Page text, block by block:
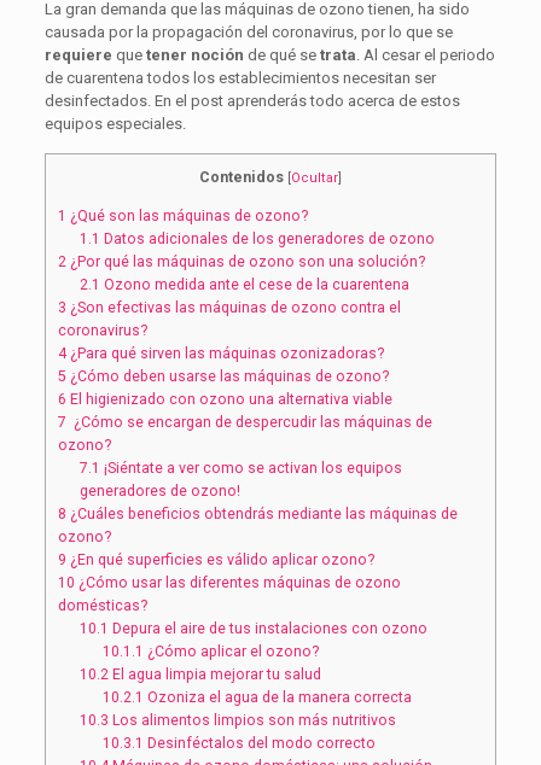
La gran demanda que las máquinas de ozono tienen, ha sido
causada por la propagación del coronavirus, por lo que se
requiere quetener noción de qué setrata. Al cesar el periodo
de cuarentena todos los establecimientos necesitan ser
desinfectados. En el post aprenderás todo acerca de estos
equipos especiales.
Contenidos Ocultar]
1 ¿Qué son las máquinas de ozono?
1.1 Datos adicionales de los generadores de ozono
2 ¿Por qué las máquinas de ozono son una solución?
2.1 Ozono medida ante el cese de la cuarentena
3 ¿Son efectivas las máquinas de ozono contra el
coronavirus?
4¿Para qué sirven las máquinas ozonizadoras?
5¿Cómo deben usarse las máquinas de ozono?
6 El higienizado con ozono una alternativa viable
7 ¿Cómo se encargan de despercudir las máquinas de
ozono?
7.1 ¡Siéntate a ver como se activan los equipos
generadores de ozono!
8 ¿Cuáles beneficios obtendrás mediante las máquinas de
ozono?
9 ¿En qué superficies es válido aplicar ozono?
10 ¿Cómo usar las diferentes máquinas de ozono
domésticas?
10.1 Depura el aire de tus instalaciones con ozono
10.1.1 ¿Cómo aplicar el ozono?
10.2 El agua limpia mejorar tu salud
10.2.1 Ozoniza el agua de la manera correcta
10.3 Los alimentos limpios son más nutritivos
10.3.1 Desinféctalos del modo correcto